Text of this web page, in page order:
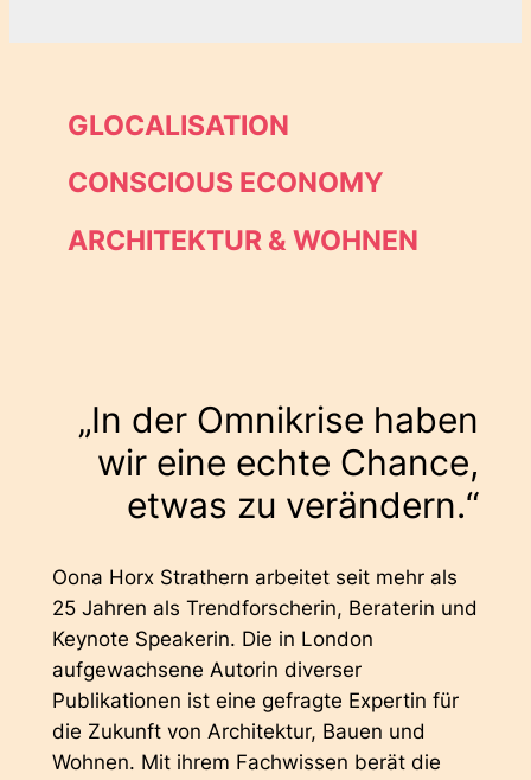
GLOCALISATION
CONSCIOUS ECONOMY
ARCHITEKTUR & WOHNEN
„In der Omnikrise haben
wir eine echte Chance,
etwas zu verändern.“
Oona Horx Strathern arbeitet seit mehr als
25 Jahren als Trendforscherin, Beraterin und
Keynote Speakerin. Die in London
aufgewachsene Autorin diverser
Publikationen ist eine gefragte Expertin für
die Zukunft von Architektur, Bauen und
Wohnen. Mit ihrem Fachwissen berät die